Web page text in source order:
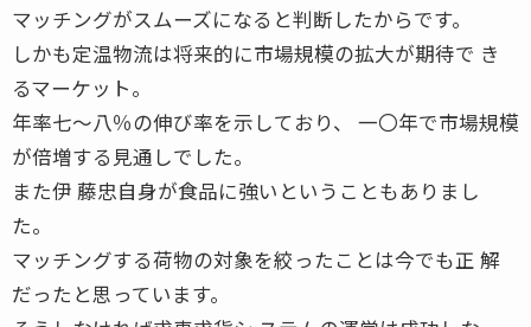
マッチングがスムーズになると判断したからです。
しかも定温物流は将来的に市場規模の拡大が期待で き
るマーケット。
年率七〜八％の伸び率を示しており、 一〇年で市場規模
が倍増する見通しでした。
また伊 藤忠自身が食品に強いということもありまし
た。
マッチングする荷物の対象を絞ったことは今でも正 解
だったと思っています。